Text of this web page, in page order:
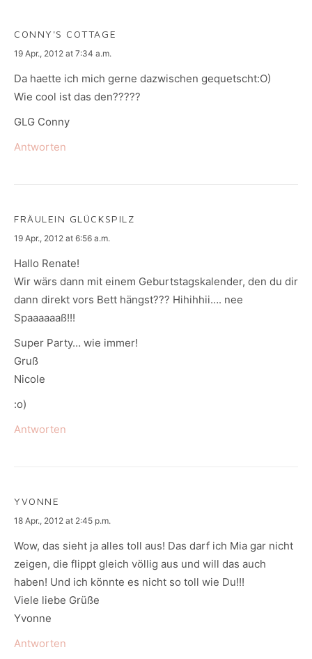
CONNY'S COTTAGE
says:
19 Apr., 2012 at 7:34 a.m.
Da haette ich mich gerne dazwischen gequetscht:O)
Wie cool ist das den?????
GLG Conny
Antworten
FRÄULEIN GLÜCKSPILZ
says:
19 Apr., 2012 at 6:56 a.m.
Hallo Renate!
Wir wärs dann mit einem Geburtstagskalender, den du dir
dann direkt vors Bett hängst??? Hihihhii…. nee
Spaaaaaaß!!!
Super Party… wie immer!
Gruß
Nicole
:o)
Antworten
YVONNE
says:
18 Apr., 2012 at 2:45 p.m.
Wow, das sieht ja alles toll aus! Das darf ich Mia gar nicht
zeigen, die flippt gleich völlig aus und will das auch
haben! Und ich könnte es nicht so toll wie Du!!!
Viele liebe Grüße
Yvonne
Antworten